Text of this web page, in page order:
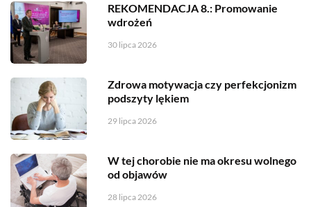
REKOMENDACJA 8.: Promowanie
wdrożeń
30 lipca 2026
Zdrowa motywacja czy perfekcjonizm
podszyty lękiem
29 lipca 2026
W tej chorobie nie ma okresu wolnego
od objawów
28 lipca 2026